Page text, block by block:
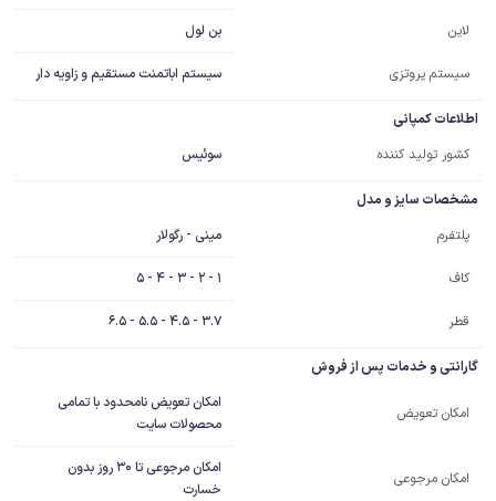
لاین بن لول
سیستم پروتزی سیستم اباتمنت مستقیم و زاویه دار
اطلاعات کمپانی
کشور تولید کننده
سوئیس
مشخصات سایز و مدل
پلتفرم
مینی - رگولار
کاف 1 - 2 - 3 - 4 - 5
قطر 3.7 - 4.5 - 5.5 - 6.5
گارانتی و خدمات پس از فروش
امکان تعویض
امکان تعویض نامحدود با تمامی
محصولات سایت
امکان مرجوعی
امکان مرجوعی تا 30 روز بدون
خسارت